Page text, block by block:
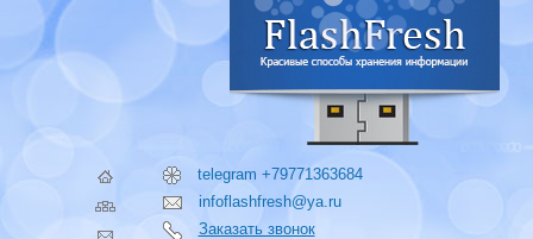
telegram +79771363684
infoflashfresh@ya.ru
Заказать звонок